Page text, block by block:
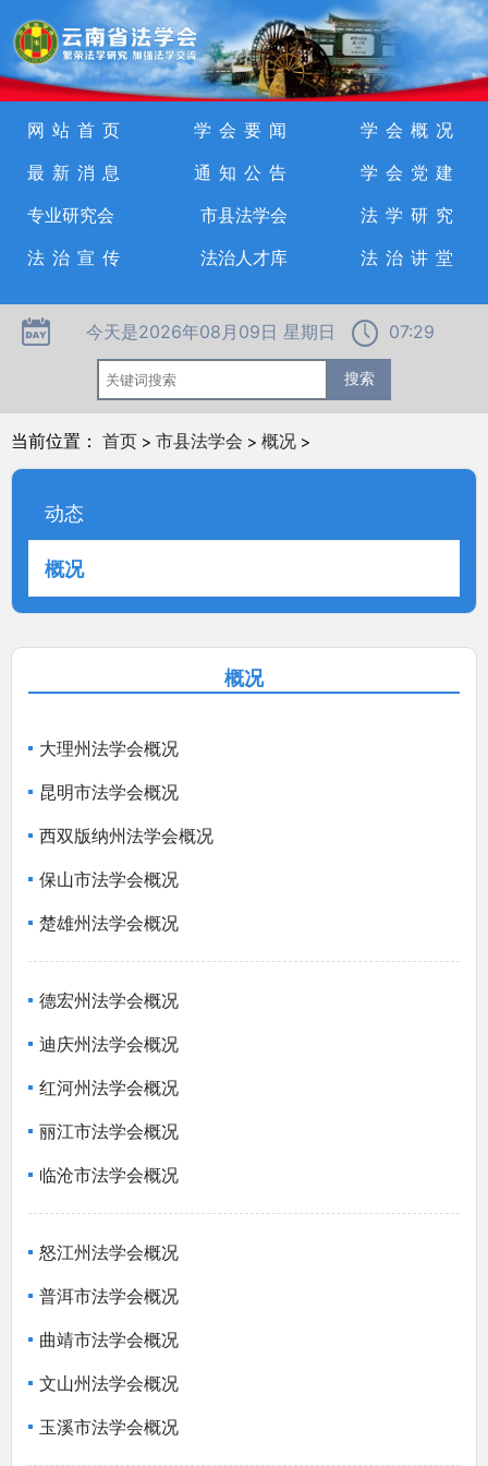
网站首页 学会要闻 学会概况
最新消息 通知公告 学会党建
专业研究会 市县法学会 法学研究
法治宣传 法治人才库 法治讲堂
今天是2026年08月09日 星期日 07:29
当前位置： 首页 > 市县法学会 > 概况 >
动态
概况
概况
大理州法学会概况
昆明市法学会概况
西双版纳州法学会概况
保山市法学会概况
楚雄州法学会概况
德宏州法学会概况
迪庆州法学会概况
红河州法学会概况
丽江市法学会概况
临沧市法学会概况
怒江州法学会概况
普洱市法学会概况
曲靖市法学会概况
文山州法学会概况
玉溪市法学会概况